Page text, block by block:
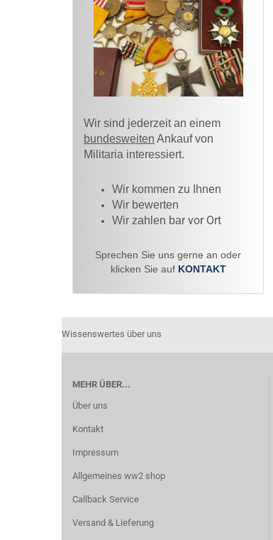
Wir sind jederzeit an einem
bundesweiten Ankauf von
Militaria interessiert.
Wir kommen zu Ihnen​
Wir bewerten
Wir zahlen bar vor Ort
Sprechen Sie uns gerne an oder
klicken Sie auf KONTAKT
Wissenswertes über uns
MEHR ÜBER...
Über uns
Kontakt
Impressum
Allgemeines ww2 shop
Callback Service
Versand & Lieferung